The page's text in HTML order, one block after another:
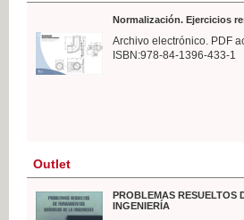
Normalización. Ejercicios
Archivo electrónico. PDF
ISBN:978-84-1396-433-1
Outlet
PROBLEMAS RESUELTOS
INGENIERÍA